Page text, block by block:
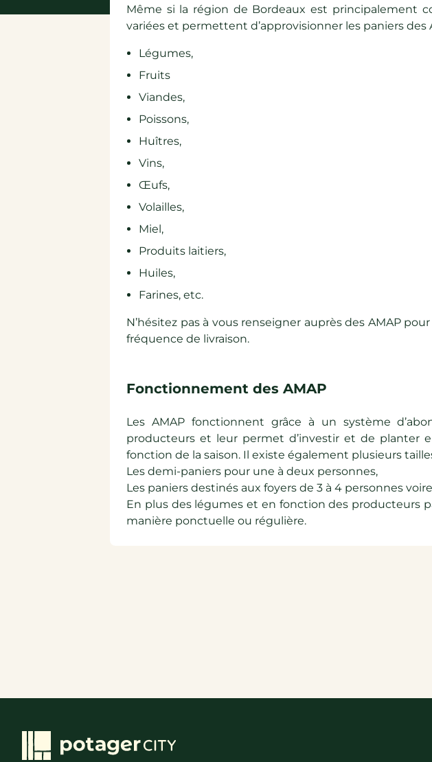
Même si la région de Bordeaux est principalement
variées et permettent d’approvisionner les paniers des
Légumes,
Fruits
Viandes,
Poissons,
Huîtres,
Vins,
Œufs,
Volailles,
Miel,
Produits laitiers,
Huiles,
Farines, etc.
N’hésitez pas à vous renseigner auprès des AMAP
fréquence de livraison.
Fonctionnement des AMAP
Les AMAP fonctionnent grâce à un système
producteurs et leur permet d’investir et de planter
fonction de la saison. Il existe également plusieurs
Les demi-paniers pour une à deux personnes,
Les paniers destinés aux foyers de 3 à 4 personnes
En plus des légumes et en fonction des producteurs
manière ponctuelle ou régulière.